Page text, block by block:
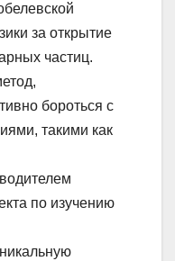
за открытие
частиц.
бороться с
такими как
по изучению